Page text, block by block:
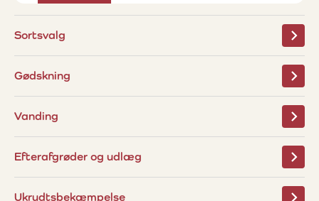
Sortsvalg
Gødskning
Vanding
Efterafgrøder og udlæg
Ukrudtsbekæmpelse